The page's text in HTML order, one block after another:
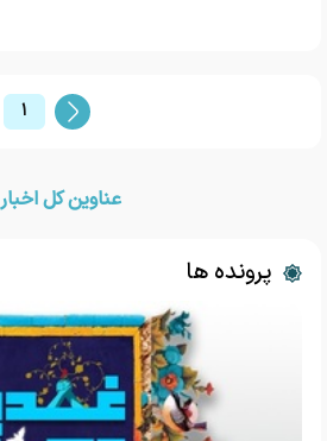
۱
عناوین کل اخبار
پرونده ها